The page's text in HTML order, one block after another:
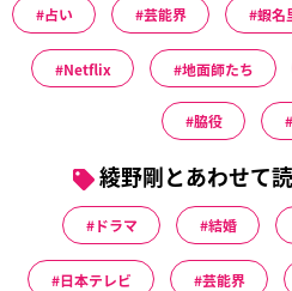
占い 芸能界 蝦名
Netflix 地面師たち
脇役
綾野剛とあわせて
ドラマ 結婚
日本テレビ 芸能界